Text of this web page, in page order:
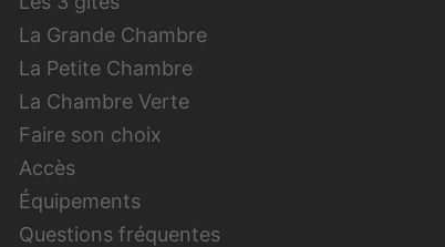
La Grande Chambre
La Petite Chambre
La Chambre Verte
Faire son choix
Accès
Équipements
Questions fréquentes